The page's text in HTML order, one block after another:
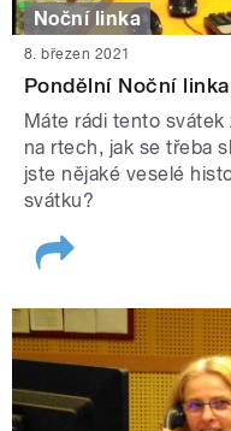
Noční linka
8. březen 2021
Pondělní Noční
Máte rádi tento
na rtech, jak se třeba
jste nějaké veselé
svátku?